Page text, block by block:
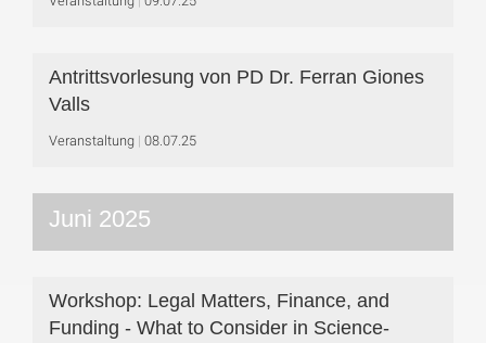
Antrittsvorlesung von PD Dr. Ferran Giones
Valls
Veranstaltung 08.07.25
Juni 2025
Workshop: Legal Matters, Finance, and
Funding - What to Consider in Science-